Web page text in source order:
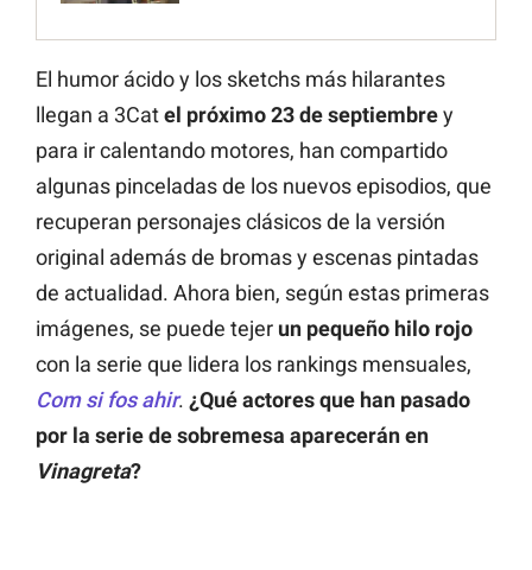
El humor ácido y los sketchs más hilarantes
llegan a 3Catel próximo 23 de septiembrey
para ir calentando motores, han compartido
algunas pinceladas de los nuevos episodios, que
recuperan personajes clásicos de la versión
original además de bromas y escenas pintadas
de actualidad. Ahora bien, según estas primeras
imágenes, se puede tejer un pequeño hilo rojo
con la serie que lidera los rankings mensuales,
Com si fos ahir. ¿Qué actores que han pasado
por la serie de sobremesa aparecerán en
Vinagreta?